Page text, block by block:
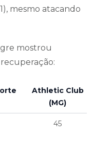
mesmo atacando
mostrou
Athletic Club
(MG)
45